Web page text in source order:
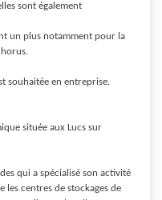
sont également
un plus notamment pour la
souhaitée en entreprise.
située aux Lucs sur
qui a spécialisé son activité
les centres de stockages de